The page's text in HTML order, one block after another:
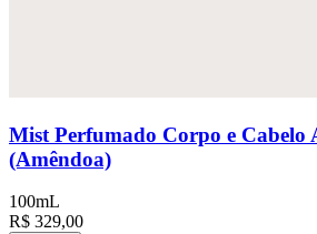
Mist Perfumado Corpo e Cabelo
(Amêndoa)
100mL
R$ 329,00